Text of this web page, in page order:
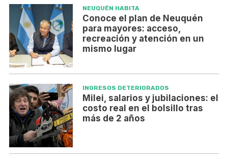
NEUQUÉN HABITA
Conoce el plan de Neuquén
para mayores: acceso,
recreación y atención en un
mismo lugar
INGRESOS DETERIORADOS
Milei, salarios y jubilaciones: el
costo real en el bolsillo tras
más de 2 años